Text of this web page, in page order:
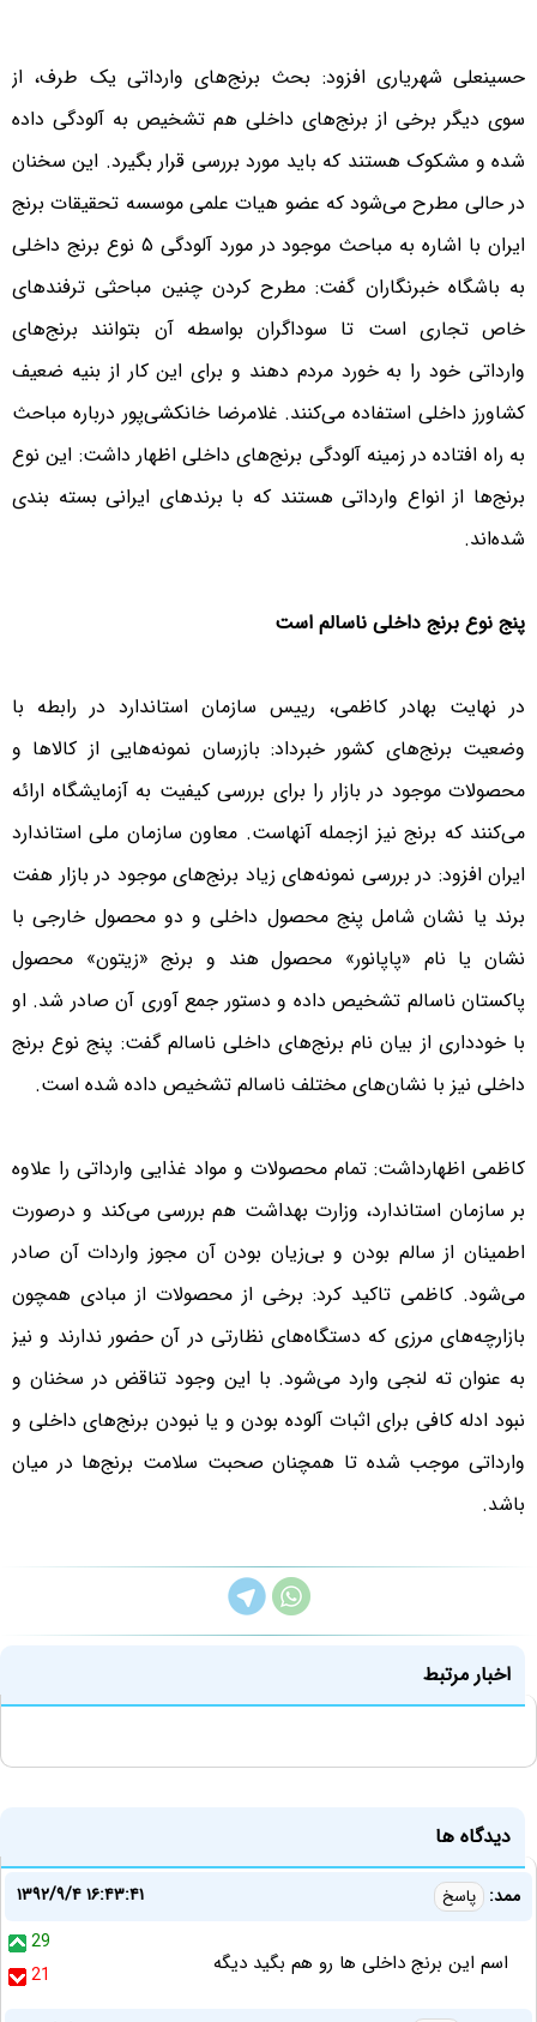
حسینعلی شهریاری افزود: بحث برنج‌های وارداتی یک طرف، از
سوی دیگر برخی از برنج‌های داخلی هم تشخیص به آلودگی داده
شده و مشکوک هستند که باید مورد بررسی قرار بگیرد. این سخنان
در حالی مطرح می‌شود که عضو هیات علمی موسسه تحقیقات برنج
ایران با اشاره به مباحث موجود در مورد آلودگی ۵ نوع برنج داخلی
به باشگاه خبرنگاران گفت: مطرح کردن چنین مباحثی ترفندهای
خاص تجاری است تا سوداگران بواسطه آن بتوانند برنج‌های
وارداتی خود را به خورد مردم دهند و برای این کار از بنیه ضعیف
کشاورز داخلی استفاده می‌کنند. غلامرضا خانکشی‌پور درباره مباحث
به راه افتاده در زمینه آلودگی برنج‌های داخلی اظهار داشت: این نوع
برنج‌ها از انواع وارداتی هستند که با برندهای ایرانی بسته بندی
شده‌اند.
پنج نوع برنج داخلی ناسالم است
در ‌‌نهایت بهادر کاظمی، رییس سازمان استاندارد در رابطه با
وضعیت برنج‌های کشور خبرداد: بازرسان نمونه‌هایی از کالا‌ها و
محصولات موجود در بازار را برای بررسی کیفیت به آزمایشگاه ارائه
می‌کنند که برنج نیز ازجمله آنهاست. معاون سازمان ملی استاندارد
ایران افزود: در بررسی نمونه‌های زیاد برنج‌های موجود در بازار هفت
برند یا نشان شامل پنج محصول داخلی و دو محصول خارجی با
نشان یا نام «پاپانور» محصول هند و برنج «زیتون» محصول
پاکستان ناسالم تشخیص داده و دستور جمع آوری آن صادر شد. او
با خودداری از بیان نام برنج‌های داخلی ناسالم گفت: پنج نوع برنج
داخلی نیز با نشان‌های مختلف ناسالم تشخیص داده شده است.
کاظمی اظهارداشت: تمام محصولات و مواد غذایی وارداتی را علاوه
بر سازمان استاندارد، وزارت بهداشت هم بررسی می‌کند و درصورت
اطمینان از سالم بودن و بی‌زیان بودن آن مجوز واردات آن صادر
می‌شود. کاظمی تاکید کرد: برخی از محصولات از مبادی همچون
بازارچه‌های مرزی که دستگاه‌های نظارتی در آن حضور ندارند و نیز
به عنوان ته لنجی وارد می‌شود. با این وجود تناقض در سخنان و
نبود ادله کافی برای اثبات آلوده بودن و یا نبودن برنج‌های داخلی و
وارداتی موجب شده تا همچنان صحبت سلامت برنج‌ها در میان
باشد.
اخبار مرتبط
دیدگاه ها
ممد: پاسخ
۱۳۹۲/۹/۴ ۱۶:۴۳:۴۱
29
21
اسم این برنج داخلی ها رو هم بگید دیگه